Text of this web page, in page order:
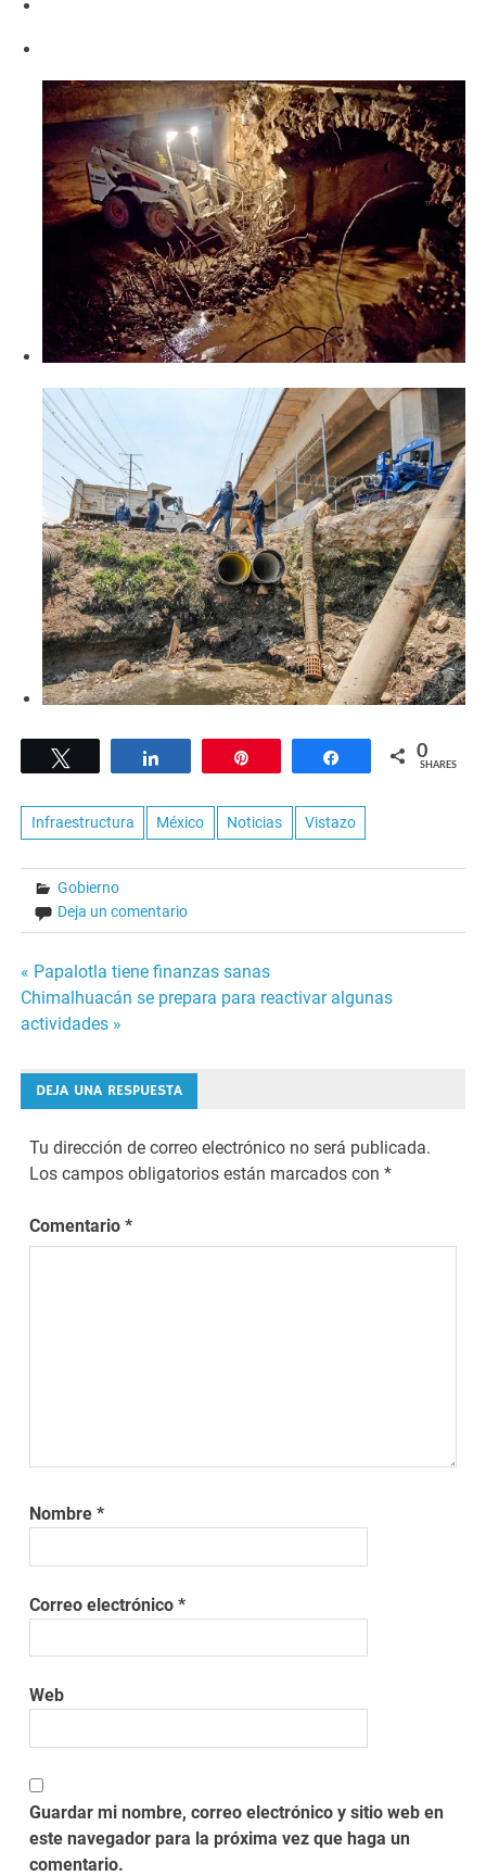
Share 0
SHARES
Infraestructura México Noticias Vistazo
Gobierno
Deja un comentario
Navegación
de
entradas
« Papalotla tiene finanzas sanas
Chimalhuacán se prepara para reactivar algunas
actividades »
DEJA UNA RESPUESTA
Tu dirección de correo electrónico no será publicada.
Los campos obligatorios están marcados con*
Comentario*
Nombre*
Correo electrónico*
Web
Guardar mi nombre, correo electrónico y sitio web en
este navegador para la próxima vez que haga un
comentario.